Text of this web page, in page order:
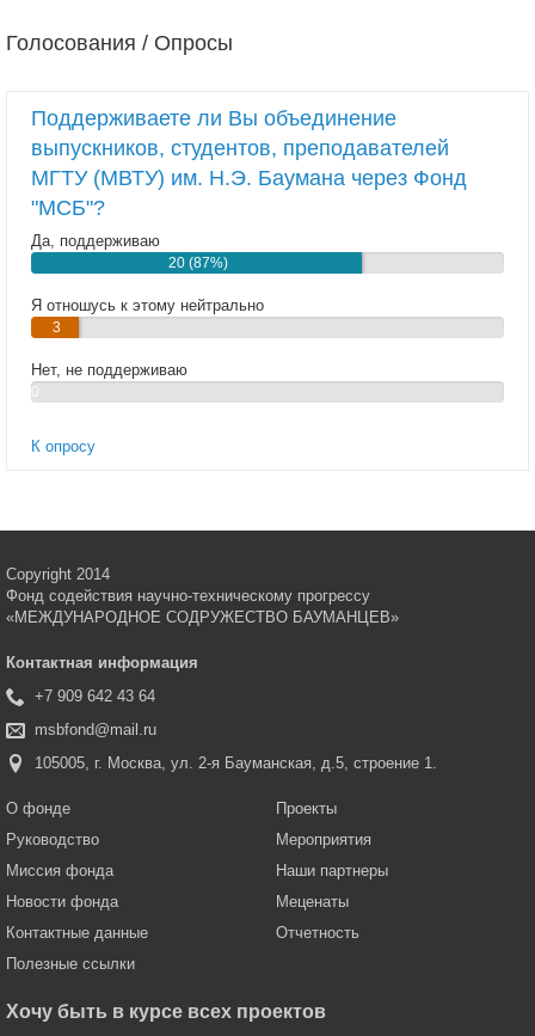
Голосования / Опросы
Поддерживаете ли Вы объединение
выпускников, студентов, преподавателей
МГТУ (МВТУ) им. Н.Э. Баумана через Фонд
"МСБ"?
Да, поддерживаю
20 (87%)
Я отношусь к этому нейтрально
3
Нет, не поддерживаю
0
К опросу
Copyright 2014
Фонд содействия научно-техническому прогрессу
«МЕЖДУНАРОДНОЕ СОДРУЖЕСТВО БАУМАНЦЕВ»
Контактная информация
+7 909 642 43 64
msbfond@mail.ru
105005, г. Москва, ул. 2-я Бауманская, д.5, строение 1.
О фонде
Руководство
Миссия фонда
Новости фонда
Контактные данные
Полезные ссылки
Проекты
Мероприятия
Наши партнеры
Меценаты
Отчетность
Хочу быть в курсе всех проектов